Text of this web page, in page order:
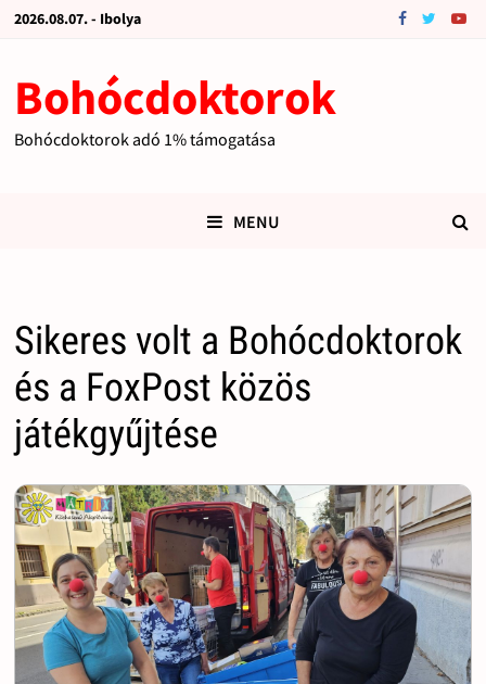
2026.08.07. - Ibolya
Bohócdoktorok
Bohócdoktorok adó 1% támogatása
MENU
Sikeres volt a Bohócdoktorok
és a FoxPost közös
játékgyűjtése